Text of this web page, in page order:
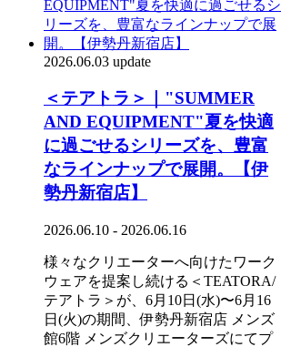
2026.06.03 update
＜テアトラ＞｜"SUMMER
AND EQUIPMENT"夏を快適
に過ごせるシリーズを、豊富
なラインナップで展開。【伊
勢丹新宿店】
2026.06.10 - 2026.06.16
様々なクリエーターへ向けたワーク
ウェアを提案し続ける＜TEATORA/
テアトラ＞が、6月10日(水)〜6月16
日(火)の期間、伊勢丹新宿店 メンズ
館6階 メンズクリエーターズにてプ